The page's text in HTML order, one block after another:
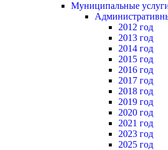
Муниципальные
2012 год
2013 год
2014 год
2015 год
2016 год
2017 год
2018 год
2019 год
2020 год
2021 год
2023 год
2025 год